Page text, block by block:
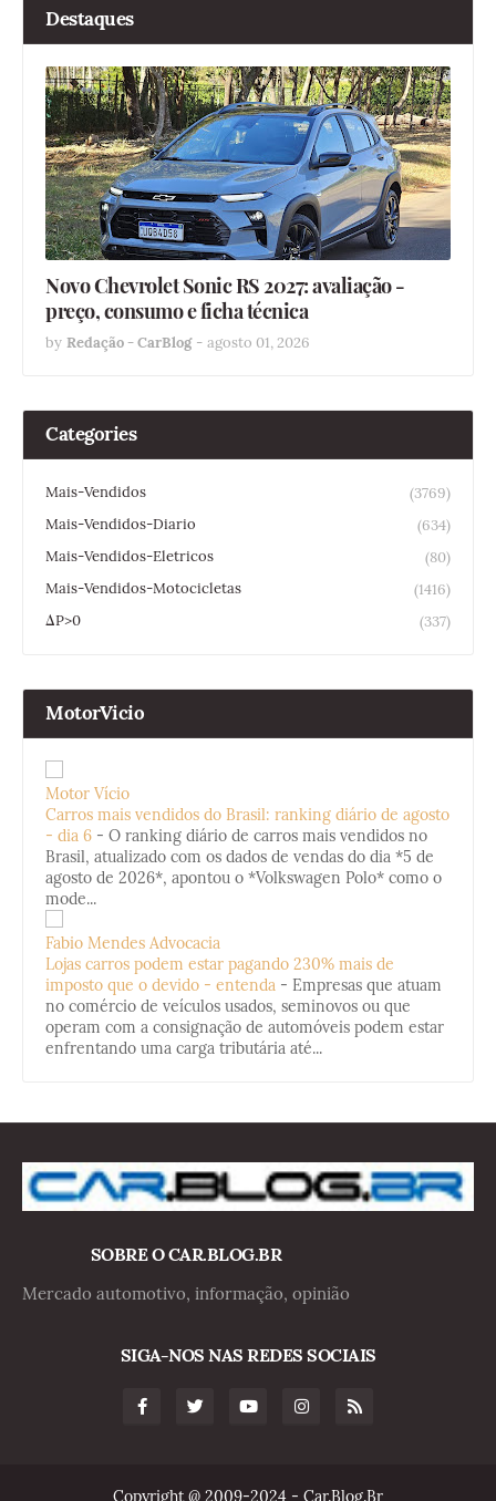
Destaques
Novo Chevrolet Sonic RS 2027: avaliação -
preço, consumo e ficha técnica
by Redação - CarBlog - agosto 01, 2026
Categories
Mais-Vendidos
(3769)
Mais-Vendidos-Diario
(634)
Mais-Vendidos-Eletricos
(80)
Mais-Vendidos-Motocicletas
(1416)
ΔP>0
(337)
MotorVicio
Motor Vício
Carros mais vendidos do Brasil: ranking diário de agosto
- dia 6 - O ranking diário de carros mais vendidos no
Brasil, atualizado com os dados de vendas do dia *5 de
agosto de 2026*, apontou o *Volkswagen Polo* como o
mode...
Fabio Mendes Advocacia
Lojas carros podem estar pagando 230% mais de
imposto que o devido - entenda - Empresas que atuam
no comércio de veículos usados, seminovos ou que
operam com a consignação de automóveis podem estar
enfrentando uma carga tributária até...
SOBRE O CAR.BLOG.BR
Mercado automotivo, informação, opinião
SIGA-NOS NAS REDES SOCIAIS
Copyright @ 2009-2024 - Car.Blog.Br